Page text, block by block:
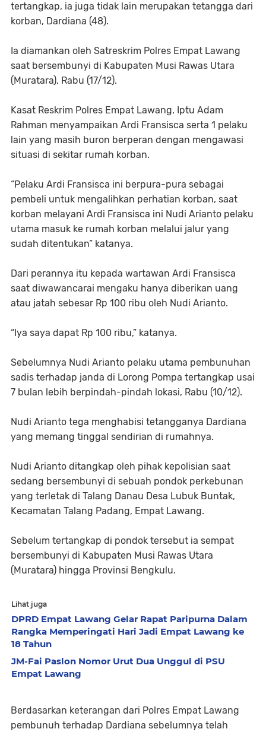
tertangkap, ia juga tidak lain merupakan tetangga dari
korban, Dardiana (48).
Ia diamankan oleh Satreskrim Polres Empat Lawang
saat bersembunyi di Kabupaten Musi Rawas Utara
(Muratara), Rabu (17/12).
Kasat Reskrim Polres Empat Lawang, Iptu Adam
Rahman menyampaikan Ardi Fransisca serta 1 pelaku
lain yang masih buron berperan dengan mengawasi
situasi di sekitar rumah korban.
“Pelaku Ardi Fransisca ini berpura-pura sebagai
pembeli untuk mengalihkan perhatian korban, saat
korban melayani Ardi Fransisca ini Nudi Arianto pelaku
utama masuk ke rumah korban melalui jalur yang
sudah ditentukan” katanya.
Dari perannya itu kepada wartawan Ardi Fransisca
saat diwawancarai mengaku hanya diberikan uang
atau jatah sebesar Rp 100 ribu oleh Nudi Arianto.
“Iya saya dapat Rp 100 ribu,” katanya.
Sebelumnya Nudi Arianto pelaku utama pembunuhan
sadis terhadap janda di Lorong Pompa tertangkap usai
7 bulan lebih berpindah-pindah lokasi, Rabu (10/12).
Nudi Arianto tega menghabisi tetangganya Dardiana
yang memang tinggal sendirian di rumahnya.
Nudi Arianto ditangkap oleh pihak kepolisian saat
sedang bersembunyi di sebuah pondok perkebunan
yang terletak di Talang Danau Desa Lubuk Buntak,
Kecamatan Talang Padang, Empat Lawang.
Sebelum tertangkap di pondok tersebut ia sempat
bersembunyi di Kabupaten Musi Rawas Utara
(Muratara) hingga Provinsi Bengkulu.
Lihat juga
DPRD Empat Lawang Gelar Rapat Paripurna Dalam
Rangka Memperingati Hari Jadi Empat Lawang ke
18 Tahun
JM-Fai Paslon Nomor Urut Dua Unggul di PSU
Empat Lawang
Berdasarkan keterangan dari Polres Empat Lawang
pembunuh terhadap Dardiana sebelumnya telah